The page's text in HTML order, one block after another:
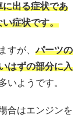
出る症状であ
い症状です。
すが、パーツの
はずの部分に入
いようです。
合はエンジンを